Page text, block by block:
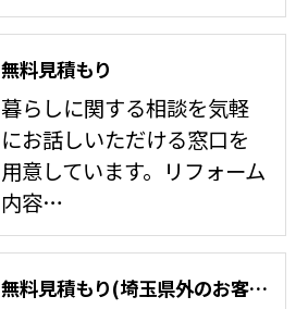
無料見積もり
暮らしに関する相談を気軽
にお話しいただける窓口を
用意しています。リフォーム
内容…
無料見積もり(埼玉県外のお客様)